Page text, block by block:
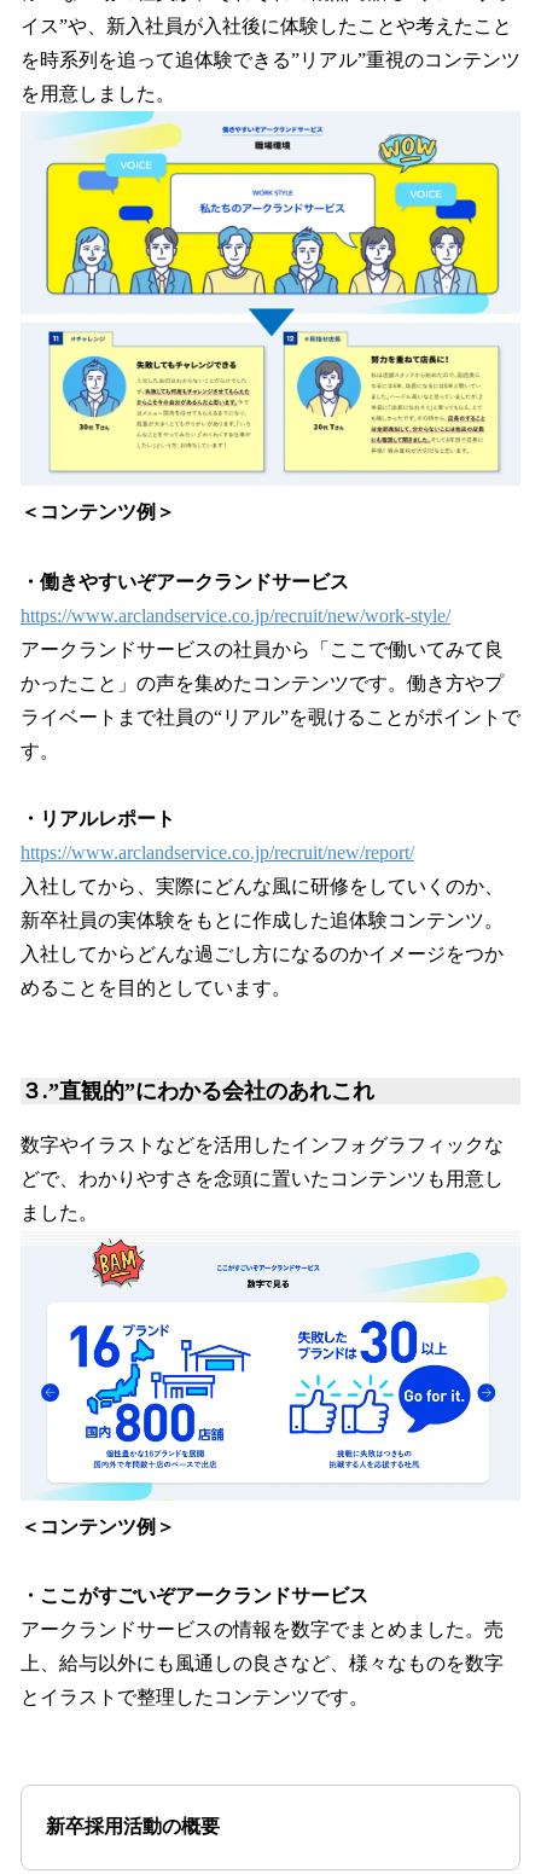
イス”や、新入社員が入社後に体験したことや考えたこと
を時系列を追って追体験できる”リアル”重視のコンテンツ
を用意しました。
＜コンテンツ例＞
・働きやすいぞアークランドサービス
https://www.arclandservice.co.jp/recruit/new/work-style/
アークランドサービスの社員から「ここで働いてみて良
かったこと」の声を集めたコンテンツです。働き方やプ
ライベートまで社員の“リアル”を覗けることがポイントで
す。
・リアルレポート
https://www.arclandservice.co.jp/recruit/new/report/
入社してから、実際にどんな風に研修をしていくのか、
新卒社員の実体験をもとに作成した追体験コンテンツ。
入社してからどんな過ごし方になるのかイメージをつか
めることを目的としています。
３.”直観的”にわかる会社のあれこれ
数字やイラストなどを活用したインフォグラフィックな
どで、わかりやすさを念頭に置いたコンテンツも用意し
ました。
＜コンテンツ例＞
・ここがすごいぞアークランドサービス
アークランドサービスの情報を数字でまとめました。売
上、給与以外にも風通しの良さなど、様々なものを数字
とイラストで整理したコンテンツです。
新卒採用活動の概要